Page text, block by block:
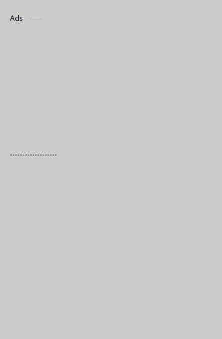
Ads
-------------------